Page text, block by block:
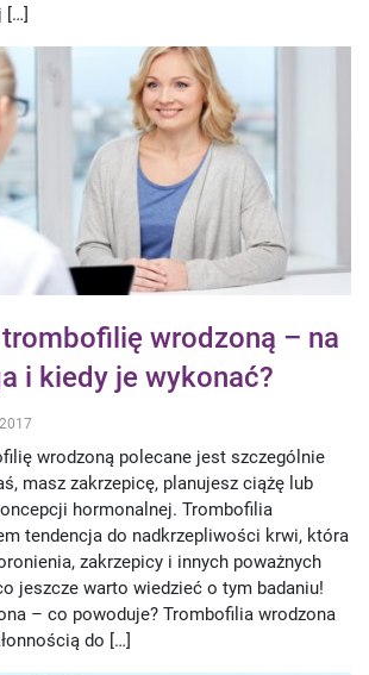
[…]
wrodzoną – na
i kiedy je wykonać?
wrodzoną polecane jest szczególnie
masz zakrzepicę, planujesz ciążę lub
hormonalnej. Trombofilia
tendencja do nadkrzepliwości krwi, która
zakrzepicy i innych poważnych
jeszcze warto wiedzieć o tym badaniu!
– co powoduje? Trombofilia wrodzona
do […]